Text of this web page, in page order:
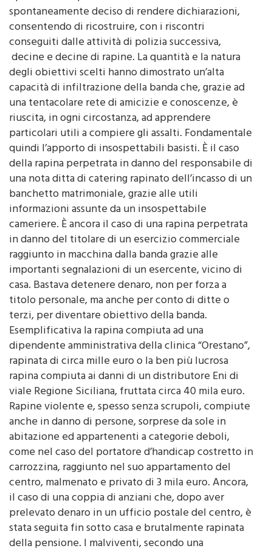
spontaneamente deciso di rendere dichiarazioni,
consentendo di ricostruire, con i riscontri
conseguiti dalle attività di polizia successiva,
decine e decine di rapine. La quantità e la natura
degli obiettivi scelti hanno dimostrato un’alta
capacità di infiltrazione della banda che, grazie ad
una tentacolare rete di amicizie e conoscenze, è
riuscita, in ogni circostanza, ad apprendere
particolari utili a compiere gli assalti. Fondamentale
quindi l’apporto di insospettabili basisti. È il caso
della rapina perpetrata in danno del responsabile di
una nota ditta di catering rapinato dell’incasso di un
banchetto matrimoniale, grazie alle utili
informazioni assunte da un insospettabile
cameriere. È ancora il caso di una rapina perpetrata
in danno del titolare di un esercizio commerciale
raggiunto in macchina dalla banda grazie alle
importanti segnalazioni di un esercente, vicino di
casa. Bastava detenere denaro, non per forza a
titolo personale, ma anche per conto di ditte o
terzi, per diventare obiettivo della banda.
Esemplificativa la rapina compiuta ad una
dipendente amministrativa della clinica “Orestano”,
rapinata di circa mille euro o la ben più lucrosa
rapina compiuta ai danni di un distributore Eni di
viale Regione Siciliana, fruttata circa 40 mila euro.
Rapine violente e, spesso senza scrupoli, compiute
anche in danno di persone, sorprese da sole in
abitazione ed appartenenti a categorie deboli,
come nel caso del portatore d’handicap costretto in
carrozzina, raggiunto nel suo appartamento del
centro, malmenato e privato di 3 mila euro. Ancora,
il caso di una coppia di anziani che, dopo aver
prelevato denaro in un ufficio postale del centro, è
stata seguita fin sotto casa e brutalmente rapinata
della pensione. I malviventi, secondo una